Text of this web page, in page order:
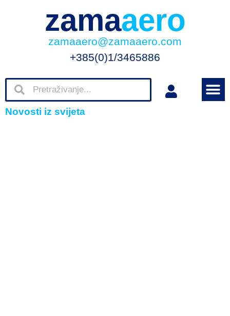
zamaaero
zamaaero@zamaaero.com
+385(0)1/3465886
Novosti iz svijeta